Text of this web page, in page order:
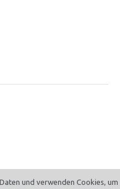
und verwenden Cookies, um